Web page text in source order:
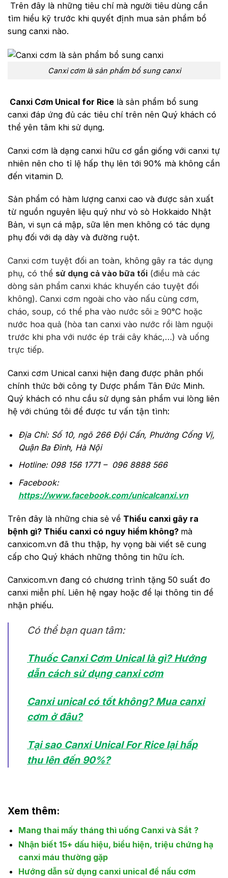
Trên đây là những tiêu chí mà người tiêu dùng cần
tìm hiểu kỹ trước khi quyết định mua sản phẩm bổ
sung canxi nào.
Canxi cơm là sản phẩm bổ sung canxi
Canxi Cơm Unical for Rice là sản phẩm bổ sung
canxi đáp ứng đủ các tiêu chí trên nên Quý khách có
thể yên tâm khi sử dụng.
Canxi cơm là dạng canxi hữu cơ gần giống với canxi tự
nhiên nên cho tỉ lệ hấp thụ lên tới 90% mà không cần
đến vitamin D.
Sản phẩm có hàm lượng canxi cao và được sản xuất
từ nguồn nguyên liệu quý như vỏ sò Hokkaido Nhật
Bản, vi sụn cá mập, sữa lên men không có tác dụng
phụ đối với dạ dày và đường ruột.
Canxi cơm tuyệt đối an toàn, không gây ra tác dụng
phụ, có thể sử dụng cả vào bữa tối (điều mà các
dòng sản phẩm canxi khác khuyến cáo tuyệt đối
không). Canxi cơm ngoài cho vào nấu cùng cơm,
cháo, soup, có thể pha vào nước sôi ≥ 90°C hoặc
nước hoa quả (hòa tan canxi vào nước rồi làm nguội
trước khi pha với nước ép trái cây khác,…) và uống
trực tiếp.
Canxi cơm Unical canxi hiện đang được phân phối
chính thức bởi công ty Dược phẩm Tân Đức Minh.
Quý khách có nhu cầu sử dụng sản phẩm vui lòng liên
hệ với chúng tôi để được tư vấn tận tình:
Địa Chỉ: Số 10, ngõ 266 Đội Cấn, Phường Cống Vị,
Quận Ba Đình, Hà Nội
Hotline: 098 156 1771 – 096 8888 566
Facebook:
https://www.facebook.com/unicalcanxi.vn
Trên đây là những chia sẻ về Thiếu canxi gây ra
bệnh gì? Thiếu canxi có nguy hiểm không? mà
canxicom.vn đã thu thập, hy vọng bài viết sẽ cung
cấp cho Quý khách những thông tin hữu ích.
Canxicom.vn đang có chương trình tặng 50 suất đo
canxi miễn phí. Liên hệ ngay hoặc để lại thông tin để
nhận phiếu.
Có thể bạn quan tâm:
Thuốc Canxi Cơm Unical là gì? Hướng
dẫn cách sử dụng canxi cơm
Canxi unical có tốt không? Mua canxi
cơm ở đâu?
Tại sao Canxi Unical For Rice lại hấp
thu lên đến 90%?
Xem thêm:
Mang thai mấy tháng thì uống Canxi và Sắt ?
Nhận biết 15+ dấu hiệu, biểu hiện, triệu chứng hạ
canxi máu thường gặp
Hướng dẫn sử dụng canxi unical để nấu cơm